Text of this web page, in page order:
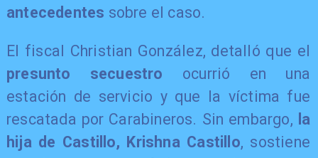
antecedentes sobre el caso.
​El fiscal Christian González, detalló que el
presunto secuestro ocurrió en una
estación de servicio y que la víctima fue
rescatada por Carabineros. Sin embargo, la
hija de Castillo, Krishna Castillo, sostiene